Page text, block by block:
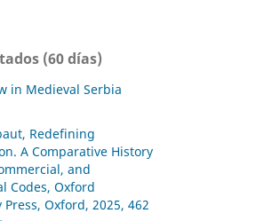
(60 días)
in Medieval Serbia
Redefining
A Comparative History
and
Codes, Oxford
Oxford, 2025, 462